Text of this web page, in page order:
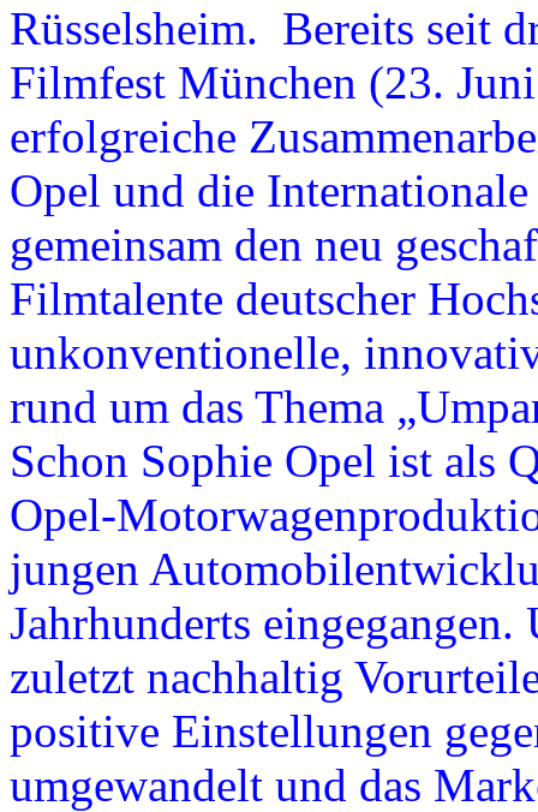
Rüsselsheim. Bereits seit
Filmfest München (23.
erfolgreiche
Opel und die
gemeinsam den neu
Filmtalente deutscher
unkonventionelle,
rund um das Thema
Schon Sophie Opel ist als
Opel-
jungen
Jahrhunderts
zuletzt nachhaltig
positive Einstellungen
umgewandelt und das